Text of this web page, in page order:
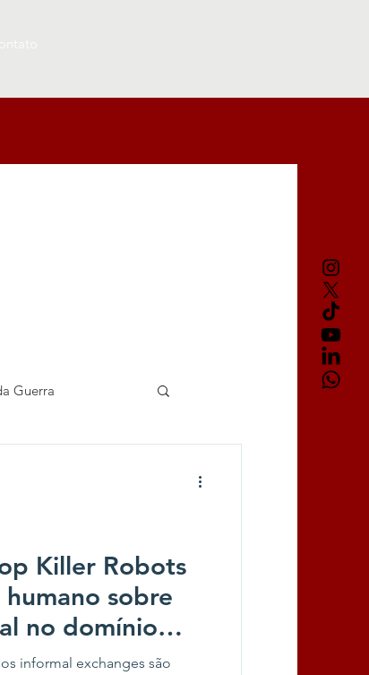
Guerra
Killer Robots
sobre
no domínio
informal exchanges são